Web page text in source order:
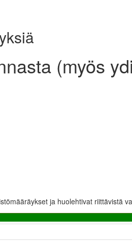
(myös
ja huolehtivat riittävistä